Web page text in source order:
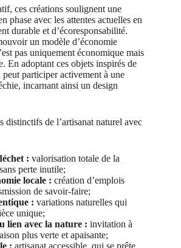
ces créations soulignent une
phase avec les attentes actuelles en
durable et d’écoresponsabilité.
un modèle d’économie
pas uniquement économique mais
En adoptant ces objets inspirés de
participer activement à une
incarnant ainsi un design
distinctifs de l’artisanat naturel avec
: valorisation totale de la
perte inutile;
locale : création d’emplois
de savoir-faire;
: variations naturelles qui
unique;
lien avec la nature : invitation à
plus verte et apaisante;
: artisanat accessible, qui se prête